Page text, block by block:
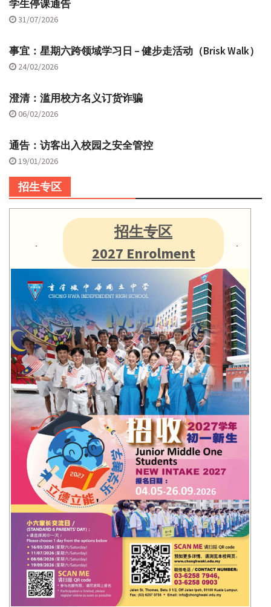
学生停课通告
31/07/2026
事宜：星期六跨领域学习日 – 健步走活动（Brisk Walk）
24/02/2026
澄清：滥用校方名义订货诈骗
06/02/2026
通告：访客出入校园之安全管控
19/01/2026
招生专区
招生专区
2027 Enrolment